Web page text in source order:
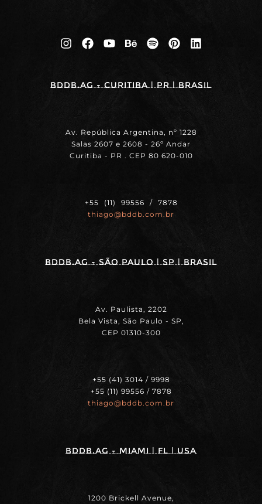
BDDB.ag - Curitiba | PR | BRASIL
Av. República Argentina, nº 1228
Salas 2607 e 2608 - 26º Andar
Curitiba - PR . CEP 80 620-010
+55 (11) 99556 / 7878
thiago@bddb.com.br
BDDB.ag - SÃO PAULO | SP | BRASIL
Av. Paulista, 2202
Bela Vista, São Paulo - SP,
CEP 01310-300
+55 (41) 3014 / 9998
+55 (11) 99556 / 7878
thiago@bddb.com.br
BDDB.ag - MIAMI | FL | USA
1200 Brickell Avenue,